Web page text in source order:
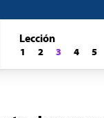
Lección
1 2 3 4 5